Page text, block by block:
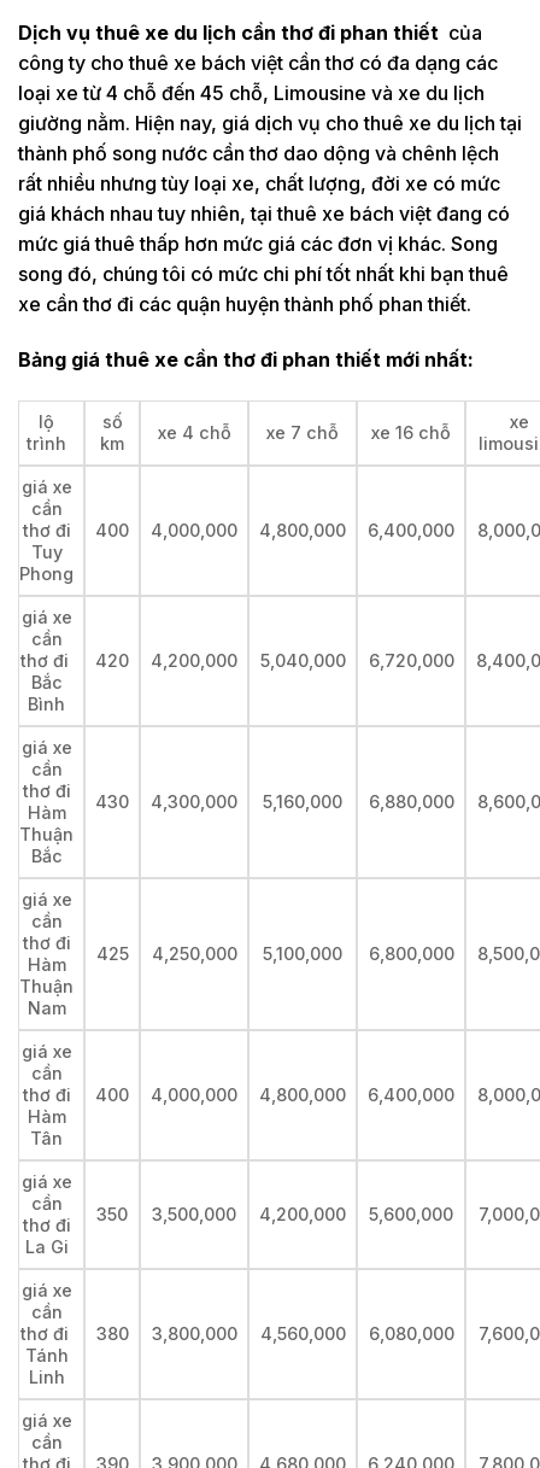
Dịch vụ thuê xe du lịch cần thơ đi phan thiết của
công ty cho thuê xe bách việt cần thơ có đa dạng các
loại xe từ 4 chỗ đến 45 chỗ, Limousine và xe du lịch
giường nằm. Hiện nay, giá dịch vụ cho thuê xe du lịch tại
thành phố song nước cần thơ dao dộng và chênh lệch
rất nhiều nhưng tùy loại xe, chất lượng, đời xe có mức
giá khách nhau tuy nhiên, tại thuê xe bách việt đang có
mức giá thuê thấp hơn mức giá các đơn vị khác. Song
song đó, chúng tôi có mức chi phí tốt nhất khi bạn thuê
xe cần thơ đi các quận huyện thành phố phan thiết.
Bảng giá thuê xe cần thơ đi phan thiết mới nhất:
lộ
trình
số
km
xe 4 chỗ xe 7 chỗ xe 16 chỗ
xe
giá xe
cần
thơ đi
Tuy
Phong
400 4,000,000 4,800,000 6,400,000
giá xe
cần
thơ đi
Bắc
Bình
420 4,200,000 5,040,000 6,720,000
giá xe
cần
thơ đi
Hàm
Thuận
Bắc
430 4,300,000 5,160,000 6,880,000
giá xe
cần
thơ đi
Hàm
Thuận
Nam
425 4,250,000 5,100,000 6,800,000
giá xe
cần
thơ đi
Hàm
Tân
400 4,000,000 4,800,000 6,400,000
giá xe
cần
thơ đi
La Gi
350 3,500,000 4,200,000 5,600,000
giá xe
cần
thơ đi
Tánh
Linh
380 3,800,000 4,560,000 6,080,000
giá xe
cần
thơ đi
390 3,900,000 4,680,000 6,240,000